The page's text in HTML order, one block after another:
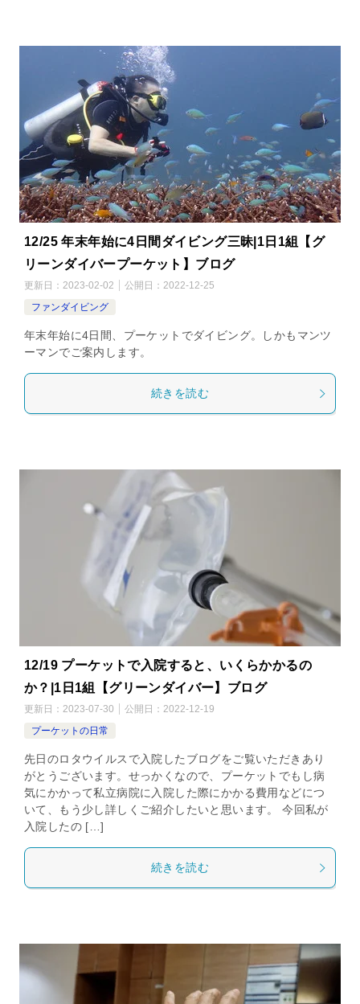
12/25 年末年始に4日間ダイビング三昧|1日1組【グ
リーンダイバープーケット】ブログ
更新日： 2023-02-02 公開日： 2022-12-25
ファンダイビング
年末年始に4日間、プーケットでダイビング。しかもマンツ
ーマンでご案内します。
続きを読む
12/19 プーケットで入院すると、いくらかかるの
か？|1日1組【グリーンダイバー】ブログ
更新日： 2023-07-30 公開日： 2022-12-19
プーケットの日常
先日のロタウイルスで入院したブログをご覧いただきあり
がとうございます。せっかくなので、プーケットでもし病
気にかかって私立病院に入院した際にかかる費用などにつ
いて、もう少し詳しくご紹介したいと思います。 今回私が
入院したの […]
続きを読む